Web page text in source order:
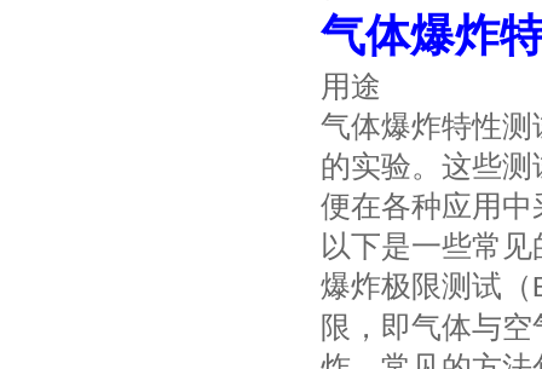
气体爆炸
用途
气体爆炸特性
的实验。这些
便在各种应用
以下是一些常
爆炸极限测试（
限，即气体与